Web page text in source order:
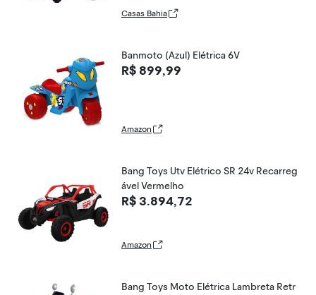
Casas Bahia
Banmoto (Azul) Elétrica 6V
R$ 899,99
Amazon
Bang Toys Utv Elétrico SR 24v Recarreg
ável Vermelho
R$ 3.894,72
Amazon
Bang Toys Moto Elétrica Lambreta Retr